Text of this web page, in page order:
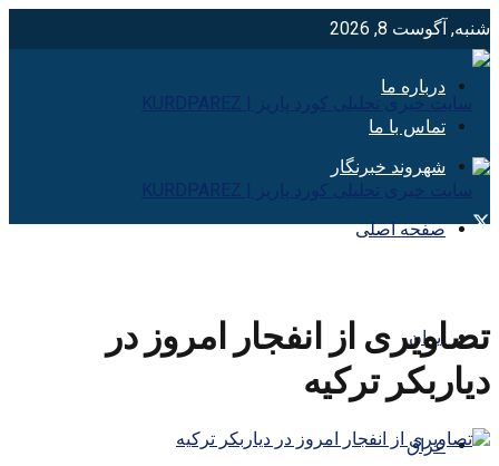
شنبه, آگوست 8, 2026
درباره ما
تماس با ما
شهروند خبرنگار
صفحه اصلی
ایران
عراق
تصاویری از انفجار امروز در
دیاربکر ترکیه